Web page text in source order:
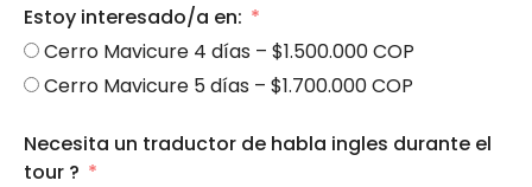
Estoy interesado/a en:
Cerro Mavicure 4 días – $1.500.000 COP
Cerro Mavicure 5 días – $1.700.000 COP
Necesita un traductor de habla ingles durante el
tour ?